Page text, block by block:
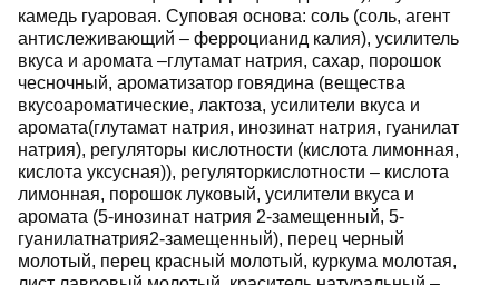
камедь гуаровая. Суповая основа: соль (соль, агент
антислеживающий – ферроцианид калия), усилитель
вкуса и аромата –глутамат натрия, сахар, порошок
чесночный, ароматизатор говядина (вещества
вкусоароматические, лактоза, усилители вкуса и
аромата(глутамат натрия, инозинат натрия, гуанилат
натрия), регуляторы кислотности (кислота лимонная,
кислота уксусная)), регуляторкислотности – кислота
лимонная, порошок луковый, усилители вкуса и
аромата (5-инозинат натрия 2-замещенный, 5-
гуанилатнатрия2-замещенный), перец черный
молотый, перец красный молотый, куркума молотая,